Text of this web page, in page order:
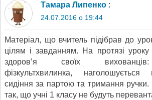
Тамара Липенко :
24.07.2016 о 19:44
Матеріал, що вчитель підібрав до
цілям і завданням. На протязі
здоров’я своїх
фізкультхвилинка, наголошується
сидіння за партою та тримання ручки.
так, що учні 1 класу не будуть